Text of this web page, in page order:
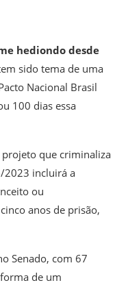
hediondo desde
sido tema de uma
Nacional Brasil
100 dias essa
que criminaliza
2023 incluirá a
ou
anos de prisão,
Senado, com 67
de um